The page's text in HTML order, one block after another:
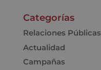
Categorías
Relaciones Públicas
Actualidad
Campañas